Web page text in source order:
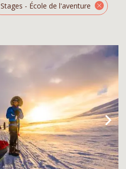
Stages - École de l'aventure